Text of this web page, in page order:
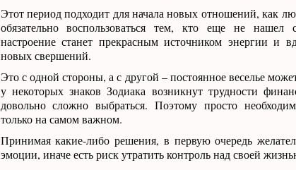
Этот период подходит для начала новых отношений, как
обязательно воспользоваться тем, кто еще не
настроение станет прекрасным источником энергии и
новых свершений.
Это с одной стороны, а с другой – постоянное веселье
у некоторых знаков Зодиака возникнут трудности
довольно сложно выбраться. Поэтому просто
только на самом важном.
Принимая какие-либо решения, в первую очередь
эмоции, иначе есть риск утратить контроль над своей